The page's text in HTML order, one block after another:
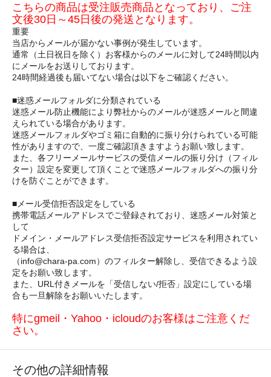
こちらの商品は受注販売商品となっており、ご注
文後30日～45日後の発送となります。
重要
当店からメールが届かない事例が発生しています。
通常（土日祝日を除く）お客様からのメールに対して24時間以内
にメールをお送りしております。
24時間経過後も届いてない場合は以下をご確認ください。
■迷惑メールフォルダに分類されている
迷惑メール防止機能により弊社からのメールが迷惑メールと間違
えられている場合があります。
迷惑メールフォルダやゴミ箱に自動的に振り分けられている可能
性がありますので、一度ご確認頂きますようお願い致します。
また、各フリーメールサービスの受信メールの振り分け（フィル
ター）設定を変更して頂くことで迷惑メールフォルダへの振り分
けを防ぐことができます。
■メール受信拒否設定をしている
携帯電話メールアドレスでご登録されており、迷惑メール対策と
して
ドメイン・メールアドレス受信拒否設定サービスを利用されてい
る場合は、
（info@chara-pa.com）のフィルター解除し、受信できるよう設
定をお願い致します。
また、URL付きメールを「受信しない/拒否」設定にしている場
合も一旦解除をお願いいたします。
特にgmeil・Yahoo・icloudのお客様はご注意くだ
さい。
その他の詳細情報